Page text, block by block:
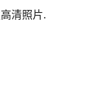
清照片.